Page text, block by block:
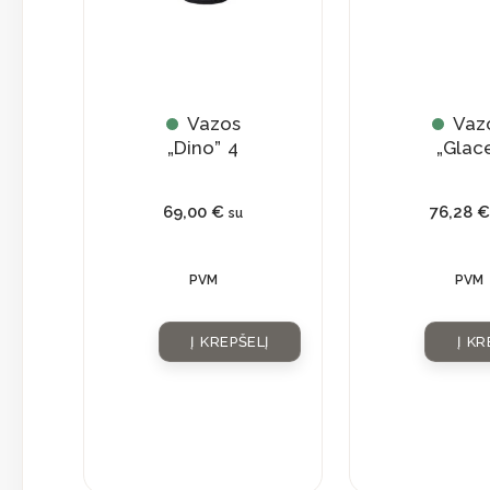
Vazos
„Dino” 4
69,00€ su
PVM
Į KREPŠELĮ
76,28 €
PVM
Į